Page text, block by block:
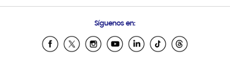
Samsung Ecuador
Samsung El Salvador
Síguenos en: